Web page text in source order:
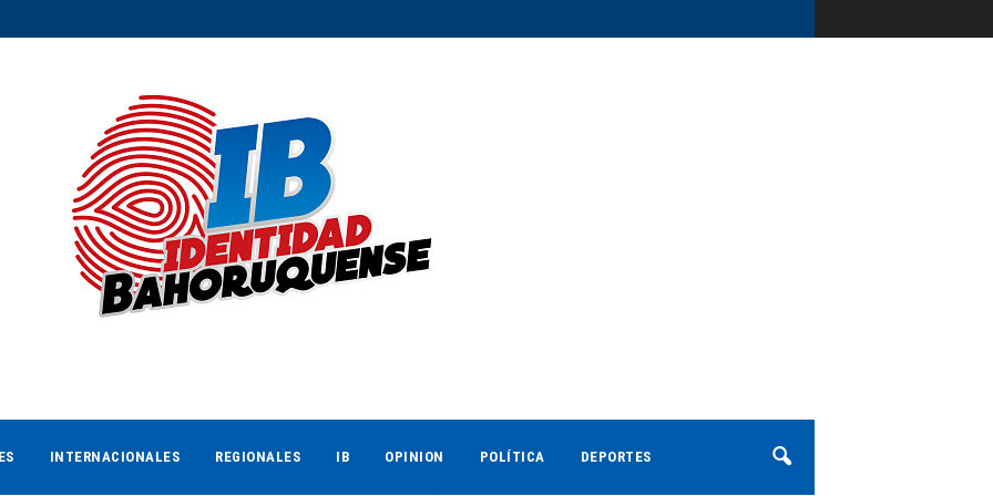
INTERNACIONALES REGIONALES IB OPINION POLÍTICA DEPORTES